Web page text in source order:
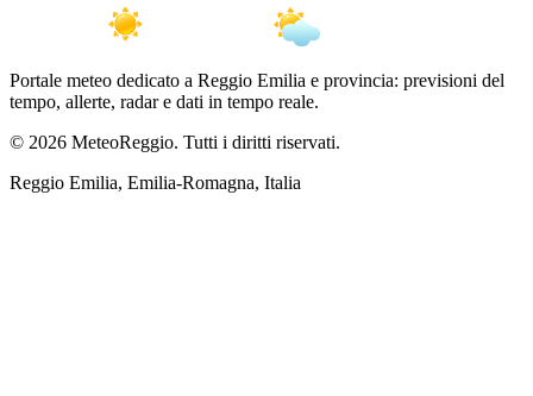
Portale meteo dedicato a Reggio Emilia e provincia: previsioni del
tempo, allerte, radar e dati in tempo reale.
© 2026 MeteoReggio. Tutti i diritti riservati.
Reggio Emilia, Emilia-Romagna, Italia